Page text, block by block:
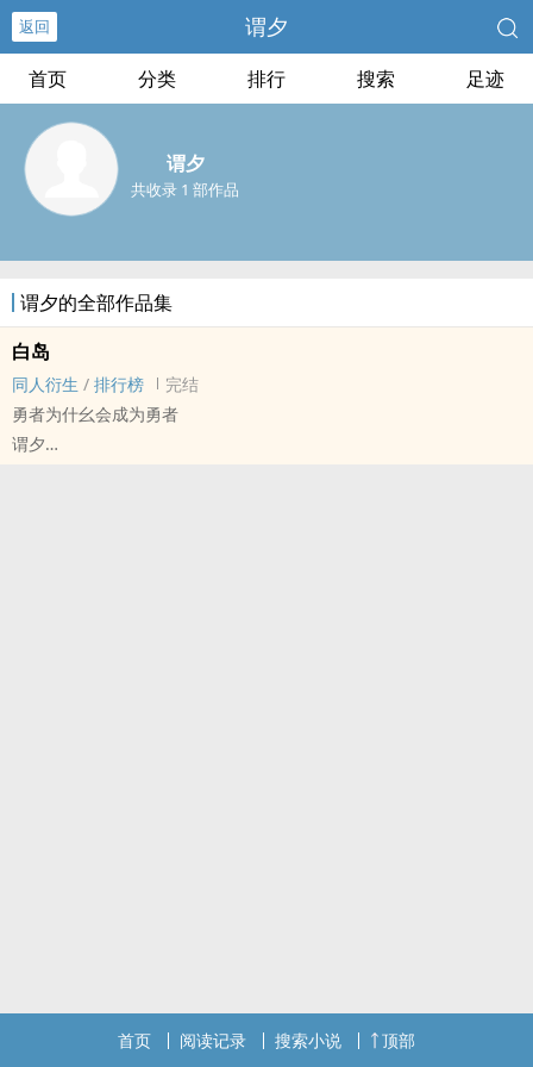
返回 谓夕
首页 分类 排行 搜索 足迹
谓夕
共收录 1 部作品
谓夕的全部作品集
白岛
同人衍生 / 排行榜
完结
勇者为什幺会成为勇者
谓夕
首页 阅读记录 搜索小说 顶部